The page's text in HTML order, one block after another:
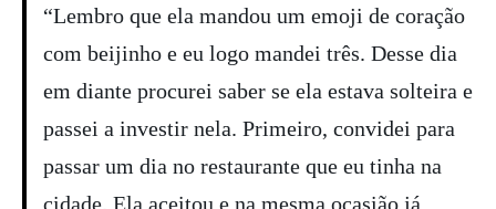
“Lembro que ela mandou um emoji de coração
com beijinho e eu logo mandei três. Desse dia
em diante procurei saber se ela estava solteira e
passei a investir nela. Primeiro, convidei para
passar um dia no restaurante que eu tinha na
cidade. Ela aceitou e na mesma ocasião já